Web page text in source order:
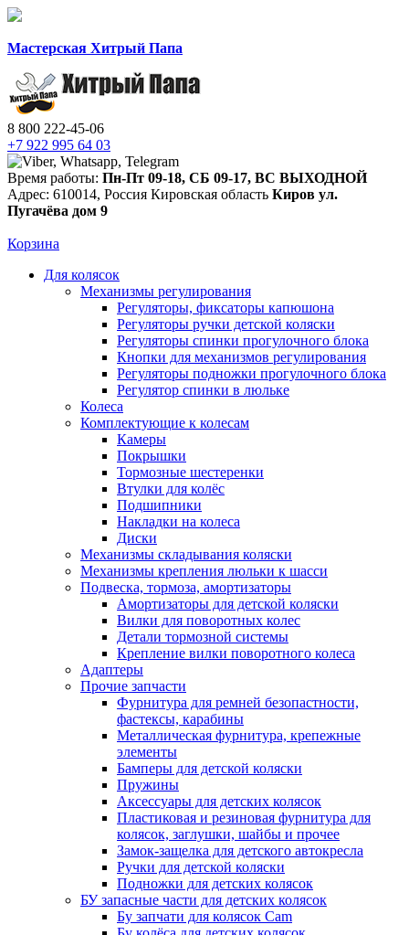
Мастерская Хитрый Папа
8 800 222-45-06
+7 922 995 64 03
Время работы: Пн-Пт 09-18, СБ 09-17, ВС ВЫХОДНОЙ
Адрес: 610014, Россия Кировская область Киров ул.
Пугачёва дом 9
Корзина
Для колясок
Механизмы регулирования
Регуляторы, фиксаторы капюшона
Регуляторы ручки детской коляски
Регуляторы спинки прогулочного блока
Кнопки для механизмов регулирования
Регуляторы подножки прогулочного блока
Регулятор спинки в люльке
Колеса
Комплектующие к колесам
Камеры
Покрышки
Тормозные шестеренки
Втулки для колёс
Подшипники
Накладки на колеса
Диски
Механизмы складывания коляски
Механизмы крепления люльки к шасси
Подвеска, тормоза, амортизаторы
Амортизаторы для детской коляски
Вилки для поворотных колес
Детали тормозной системы
Крепление вилки поворотного колеса
Адаптеры
Прочие запчасти
Фурнитура для ремней безопастности,
фастексы, карабины
Металлическая фурнитура, крепежные
элементы
Бамперы для детской коляски
Пружины
Аксессуары для детских колясок
Пластиковая и резиновая фурнитура для
колясок, заглушки, шайбы и прочее
Замок-защелка для детского автокресла
Ручки для детской коляски
Подножки для детских колясок
БУ запасные части для детских колясок
Бу запчати для колясок Cam